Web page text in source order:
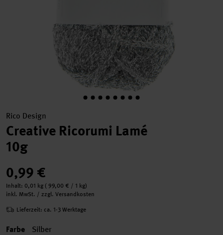
Rico Design
Creative Ricorumi Lamé
10g
0,99 €
Inhalt: 0,01 kg ( 99,00 € / 1 kg)
inkl. MwSt. / zzgl. Versandkosten
Lieferzeit: ca. 1-3 Werktage
Farbe Silber